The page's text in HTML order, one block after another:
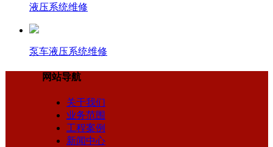
液压系统维修
泵车液压系统维修
网站导航
关于我们
业务范围
工程案例
新闻中心